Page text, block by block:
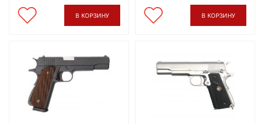
В КОРЗИНУ В КОРЗИНУ